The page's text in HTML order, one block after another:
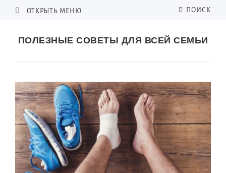
ОТКРЫТЬ МЕНЮ ПОИСК
ПОЛЕЗНЫЕ СОВЕТЫ ДЛЯ ВСЕЙ СЕМЬИ